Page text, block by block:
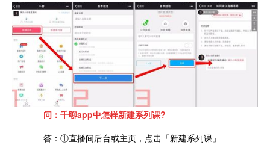
问：千聊app中怎样新建系列课?
答：①直播间后台或主页，点击「新建系列课」